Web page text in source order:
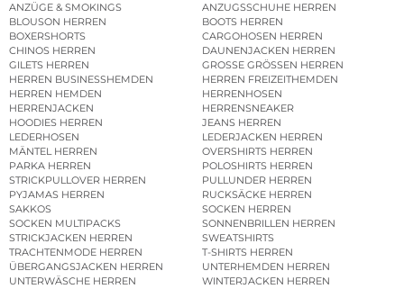
ANZÜGE & SMOKINGS
ANZUGSSCHUHE HERREN
BLOUSON HERREN
BOOTS HERREN
BOXERSHORTS
CARGOHOSEN HERREN
CHINOS HERREN
DAUNENJACKEN HERREN
GILETS HERREN
GROSSE GRÖSSEN HERREN
HERREN BUSINESSHEMDEN
HERREN FREIZEITHEMDEN
HERREN HEMDEN
HERRENHOSEN
HERRENJACKEN
HERRENSNEAKER
HOODIES HERREN
JEANS HERREN
LEDERHOSEN
LEDERJACKEN HERREN
MÄNTEL HERREN
OVERSHIRTS HERREN
PARKA HERREN
POLOSHIRTS HERREN
STRICKPULLOVER HERREN
PULLUNDER HERREN
PYJAMAS HERREN
RUCKSÄCKE HERREN
SAKKOS
SOCKEN HERREN
SOCKEN MULTIPACKS
SONNENBRILLEN HERREN
STRICKJACKEN HERREN
SWEATSHIRTS
TRACHTENMODE HERREN
T-SHIRTS HERREN
ÜBERGANGSJACKEN HERREN
UNTERHEMDEN HERREN
UNTERWÄSCHE HERREN
WINTERJACKEN HERREN